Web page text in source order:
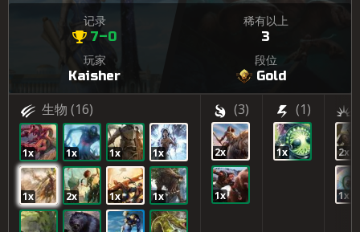
记录
7–0
稀有以上
3
玩家
Kaisher
段位
Gold
生物 (16)
1x 1x 1x 1x
1x 2x 1x 1x
(3)
2x
1x
(1)
1x 2x
1x